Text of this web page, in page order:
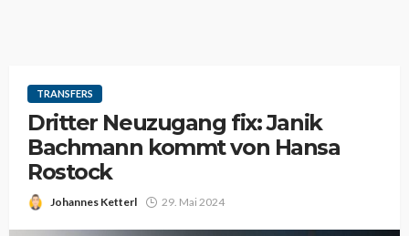
TRANSFERS
Dritter Neuzugang fix: Janik
Bachmann kommt von Hansa
Rostock
Johannes Ketterl 29. Mai 2024